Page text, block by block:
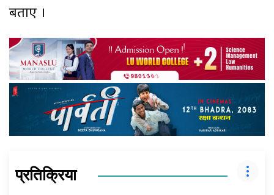
बताए ।
प्रतिक्रिया